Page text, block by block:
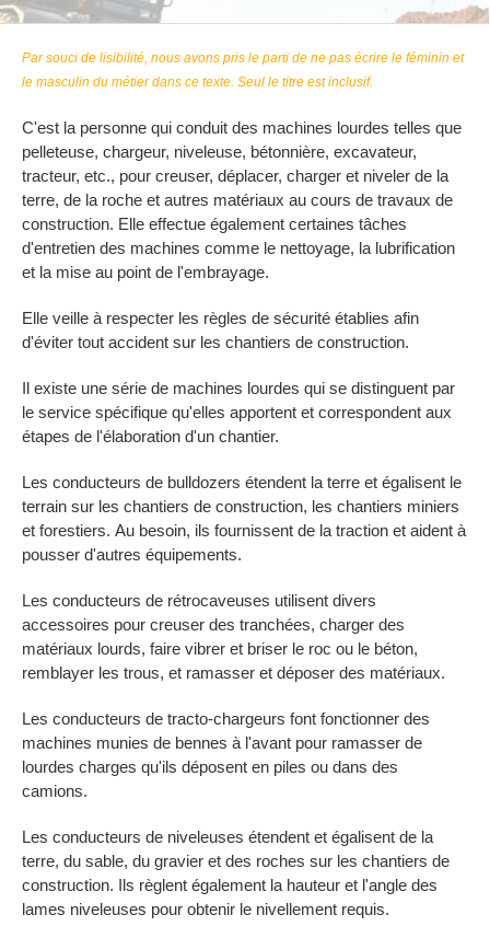
Par souci de lisibilité, nous avons pris le parti de ne pas écrire le féminin et
le masculin du métier dans ce texte. Seul le titre est inclusif.
C'est la personne qui conduit des machines lourdes telles que
pelleteuse, chargeur, niveleuse, bétonnière, excavateur,
tracteur, etc., pour creuser, déplacer, charger et niveler de la
terre, de la roche et autres matériaux au cours de travaux de
construction. Elle effectue également certaines tâches
d'entretien des machines comme le nettoyage, la lubrification
et la mise au point de l'embrayage.
Elle veille à respecter les règles de sécurité établies afin
d'éviter tout accident sur les chantiers de construction.
Il existe une série de machines lourdes qui se distinguent par
le service spécifique qu'elles apportent et correspondent aux
étapes de l'élaboration d'un chantier.
Les conducteurs de bulldozers étendent la terre et égalisent le
terrain sur les chantiers de construction, les chantiers miniers
et forestiers. Au besoin, ils fournissent de la traction et aident à
pousser d'autres équipements.
Les conducteurs de rétrocaveuses utilisent divers
accessoires pour creuser des tranchées, charger des
matériaux lourds, faire vibrer et briser le roc ou le béton,
remblayer les trous, et ramasser et déposer des matériaux.
Les conducteurs de tracto-chargeurs font fonctionner des
machines munies de bennes à l'avant pour ramasser de
lourdes charges qu'ils déposent en piles ou dans des
camions.
Les conducteurs de niveleuses étendent et égalisent de la
terre, du sable, du gravier et des roches sur les chantiers de
construction. Ils règlent également la hauteur et l'angle des
lames niveleuses pour obtenir le nivellement requis.